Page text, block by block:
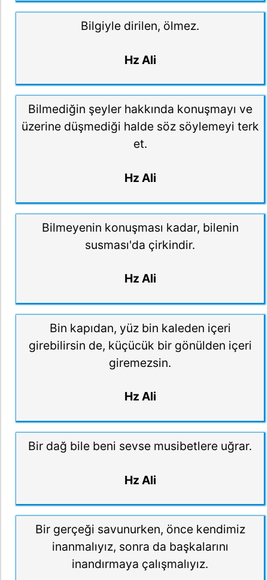
Bilgiyle dirilen, ölmez.
Hz Ali
Bilmediğin şeyler hakkında konuşmayı ve
üzerine düşmediği halde söz söylemeyi terk
et.
Hz Ali
Bilmeyenin konuşması kadar, bilenin
susması'da çirkindir.
Hz Ali
Bin kapıdan, yüz bin kaleden içeri
girebilirsin de, küçücük bir gönülden içeri
giremezsin.
Hz Ali
Bir dağ bile beni sevse musibetlere uğrar.
Hz Ali
Bir gerçeği savunurken, önce kendimiz
inanmalıyız, sonra da başkalarını
inandırmaya çalışmalıyız.